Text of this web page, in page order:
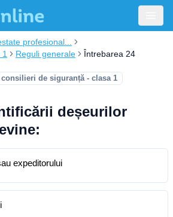
profesional...
Reguli generale Întrebarea 24
consilieri de siguranță - clasa 1
deșeurilor
expeditorului